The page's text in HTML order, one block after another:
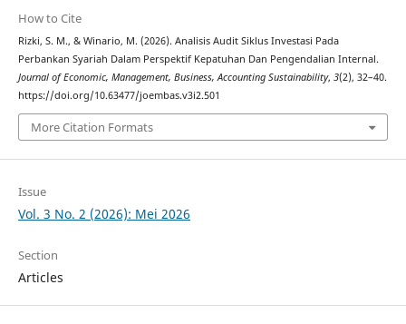
How to Cite
Rizki, S. M., & Winario, M. (2026). Analisis Audit Siklus Investasi Pada
Perbankan Syariah Dalam Perspektif Kepatuhan Dan Pengendalian Internal.
Journal of Economic, Management, Business, Accounting Sustainability, 3(2), 32–40.
https://doi.org/10.63477/joembas.v3i2.501
More Citation Formats
Issue
Vol. 3 No. 2 (2026): Mei 2026
Section
Articles